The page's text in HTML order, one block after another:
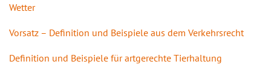
Wetter
Vorsatz – Definition und Beispiele aus dem Verkehrsrecht
Definition und Beispiele für artgerechte Tierhaltung